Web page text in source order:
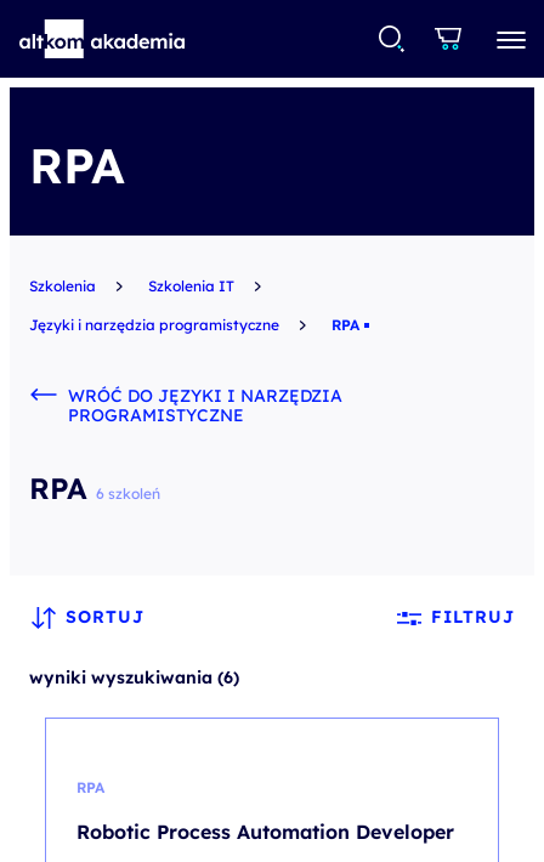
RPA
Szkolenia Szkolenia IT
Języki i narzędzia programistyczne RPA
WRÓĆ DO JĘZYKI I NARZĘDZIA
PROGRAMISTYCZNE
RPA 6 szkoleń
SORTUJ FILTRUJ
wyniki wyszukiwania (6)
RPA
Robotic Process Automation Developer